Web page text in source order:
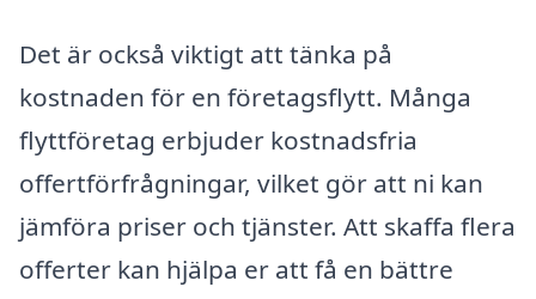
Det är också viktigt att tänka på
kostnaden för en företagsflytt. Många
flyttföretag erbjuder kostnadsfria
offertförfrågningar, vilket gör att ni kan
jämföra priser och tjänster. Att skaffa flera
offerter kan hjälpa er att få en bättre